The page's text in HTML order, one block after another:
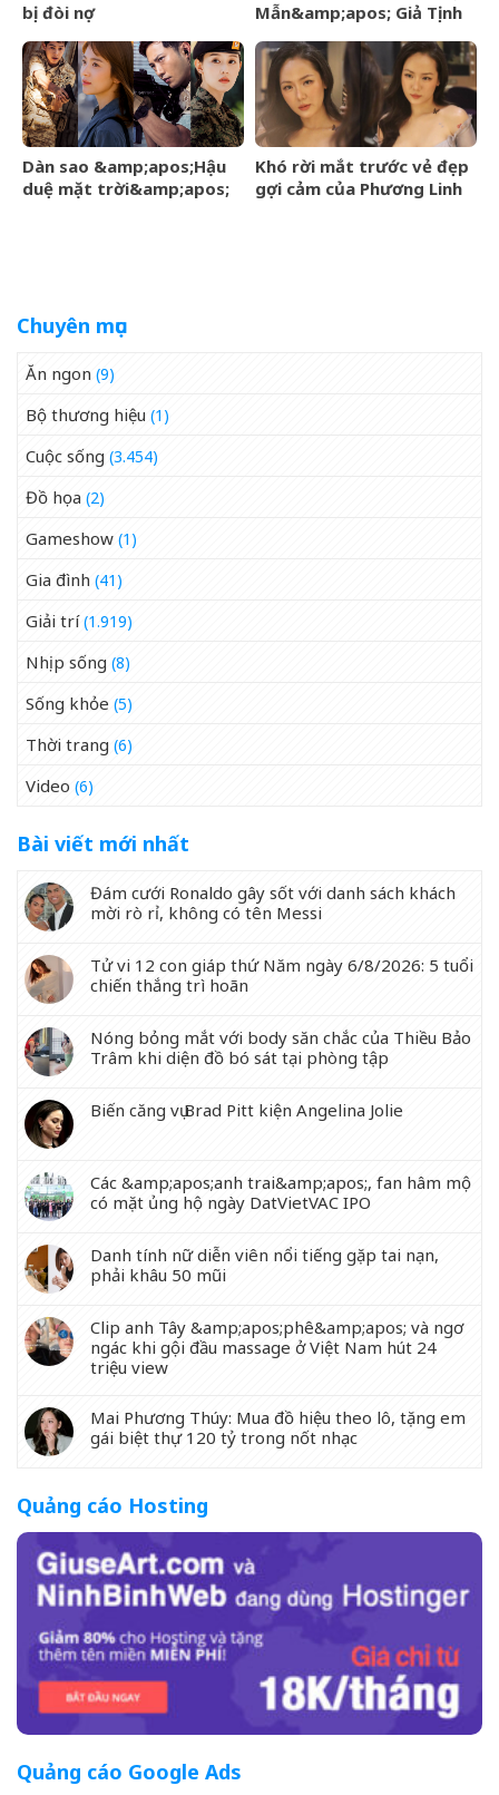
bị đòi nợ
Mẫn&amp;apos; Giả Tịnh
Dàn sao &amp;apos;Hậu
duệ mặt trời&amp;apos;
Khó rời mắt trước vẻ đẹp
gợi cảm của Phương Linh
Chuyên mục
Ăn ngon (9)
Bộ thương hiệu (1)
Cuộc sống (3.454)
Đồ họa (2)
Gameshow (1)
Gia đình (41)
Giải trí(1.919)
Nhịp sống (8)
Sống khỏe (5)
Thời trang (6)
Video (6)
Bài viết mới nhất
Đám cưới Ronaldo gây sốt với danh sách khách
mời rò rỉ, không có tên Messi
Tử vi 12 con giáp thứ Năm ngày 6/8/2026: 5 tuổi
chiến thắng trì hoãn
Nóng bỏng mắt với body săn chắc của Thiều Bảo
Trâm khi diện đồ bó sát tại phòng tập
Biến căng vụ Brad Pitt kiện Angelina Jolie
Các &amp;apos;anh trai&amp;apos;, fan hâm mộ
có mặt ủng hộ ngày DatVietVAC IPO
Danh tính nữ diễn viên nổi tiếng gặp tai nạn,
phải khâu 50 mũi
Clip anh Tây &amp;apos;phê&amp;apos; và ngơ
ngác khi gội đầu massage ở Việt Nam hút 24
triệu view
Mai Phương Thúy: Mua đồ hiệu theo lô, tặng em
gái biệt thự 120 tỷ trong nốt nhạc
Quảng cáo Hosting
Quảng cáo Google Ads